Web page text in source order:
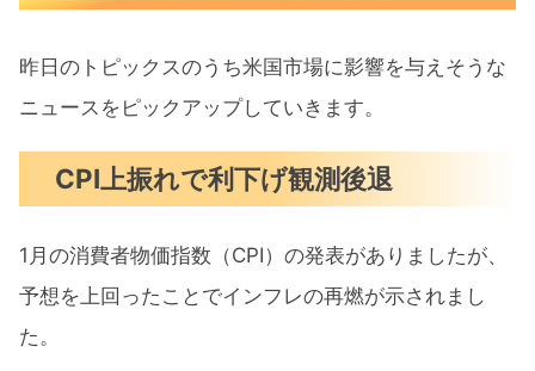
昨日のトピックスのうち米国市場に影響を与えそうな
ニュースをピックアップしていきます。
CPI上振れで利下げ観測後退
1月の消費者物価指数（CPI）の発表がありましたが、
予想を上回ったことでインフレの再燃が示されまし
た。